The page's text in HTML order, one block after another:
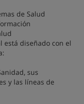
de Salud
está diseñado con el
sus
y las líneas de